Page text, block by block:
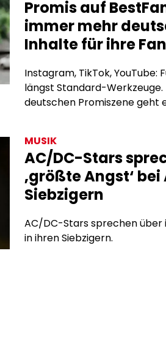
Promis auf
immer mehr
Inhalte für ihre
Instagram, TikTok, YouTube:
längst Standard-
deutschen Promiszene geht
Algorithmen, ohne
Werbeverträge, die den
hinter dem Trend, und
MUSIK
AC/DC-Stars
‚größte Angst‘
Siebzigern
AC/DC-Stars sprechen
in ihren Siebzigern.